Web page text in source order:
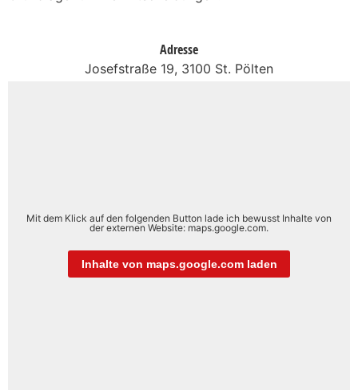
Adresse
Josefstraße 19, 3100 St. Pölten
Mit dem Klick auf den folgenden Button lade ich bewusst Inhalte von
der externen Website: maps.google.com.
Inhalte von maps.google.com laden